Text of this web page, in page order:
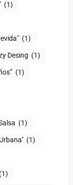
(1)
(1)
Desing (1)
(1)
(1)
(1)
(1)